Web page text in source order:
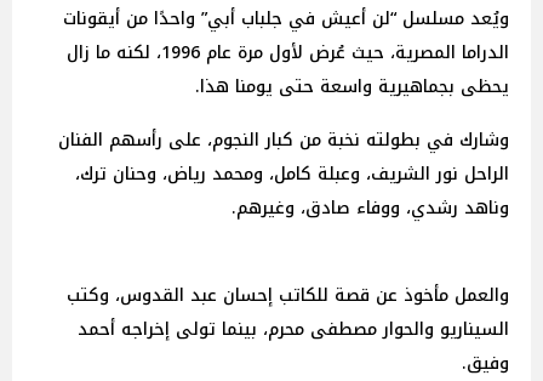
ويُعد مسلسل “لن أعيش في جلباب أبي” واحدًا من أيقونات
الدراما المصرية، حيث عُرض لأول مرة عام 1996، لكنه ما زال
يحظى بجماهيرية واسعة حتى يومنا هذا.
وشارك في بطولته نخبة من كبار النجوم، على رأسهم الفنان
الراحل نور الشريف، وعبلة كامل، ومحمد رياض، وحنان ترك،
وناهد رشدي، ووفاء صادق، وغيرهم.
والعمل مأخوذ عن قصة للكاتب إحسان عبد القدوس، وكتب
السيناريو والحوار مصطفى محرم، بينما تولى إخراجه أحمد
وفيق.